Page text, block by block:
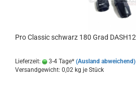
Pro Clas­sic schwarz 180 Grad DASH12
Lieferzeit: 3-4 Tage* (Ausland abweichend)
Versandgewicht: 0,02 kg je Stück